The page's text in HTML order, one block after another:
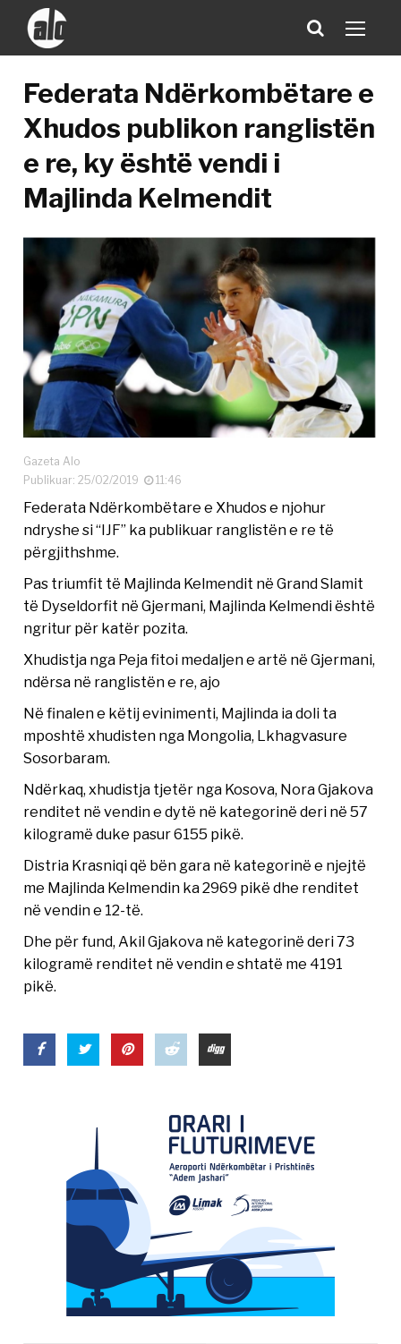
Federata Ndërkombëtare e
Xhudos publikon ranglistën
e re, ky është vendi i
Majlinda Kelmendit
Gazeta Alo
Publikuar: 25/02/2019
11:46
Federata Ndërkombëtare e Xhudos e njohur
ndryshe si “IJF” ka publikuar ranglistën e re të
përgjithshme.
Pas triumfit të Majlinda Kelmendit në Grand Slamit
të Dyseldorfit në Gjermani, Majlinda Kelmendi është
ngritur për katër pozita.
Xhudistja nga Peja fitoi medaljen e artë në Gjermani,
ndërsa në ranglistën e re, ajo
Në finalen e këtij evinimenti, Majlinda ia doli ta
mposhtë xhudisten nga Mongolia, Lkhagvasure
Sosorbaram.
Ndërkaq, xhudistja tjetër nga Kosova, Nora Gjakova
renditet në vendin e dytë në kategorinë deri në 57
kilogramë duke pasur 6155 pikë.
Distria Krasniqi që bën gara në kategorinë e njejtë
me Majlinda Kelmendin ka 2969 pikë dhe renditet
në vendin e 12-të.
Dhe për fund, Akil Gjakova në kategorinë deri 73
kilogramë renditet në vendin e shtatë me 4191
pikë.